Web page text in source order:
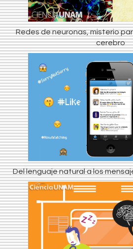
Redes de neuronas, misterio
cerebro
Del lenguaje natural a los